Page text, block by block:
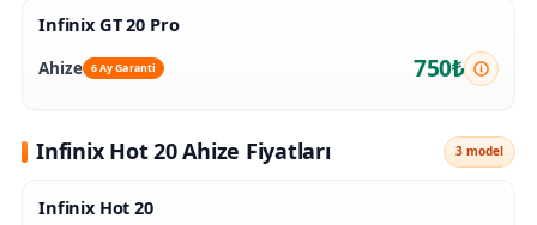
Infinix GT 20 Pro
Ahize 6 Ay Garanti 750₺
Infinix Hot 20 Ahize Fiyatları 3 model
Infinix Hot 20